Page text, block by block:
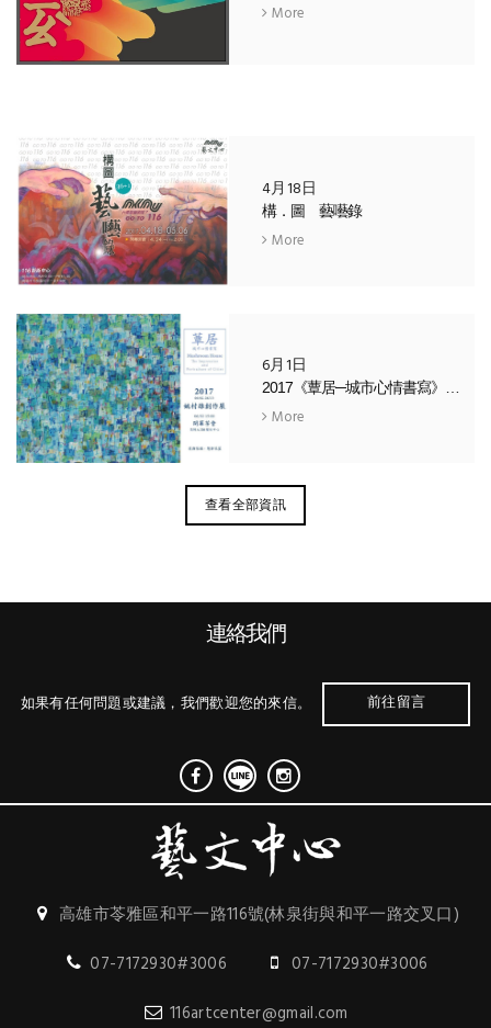
More
4月18日
構．圖 藝囈錄
More
6月1日
More
查看全部資訊
連絡我們
如果有任何問題或建議，我們歡迎您的來信。 前往留言
高雄市苓雅區和平一路116號(林泉街與和平一路交叉口)
07-7172930#3006
07-7172930#3006
116artcenter@gmail.com